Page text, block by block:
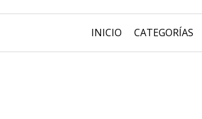
INICIO CATEGORÍAS